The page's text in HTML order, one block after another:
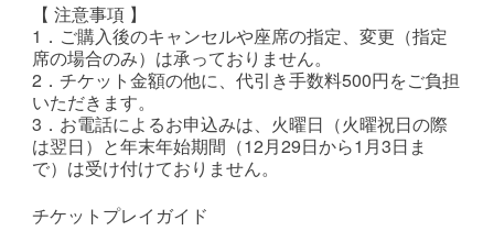
【 注意事項 】
1．ご購入後のキャンセルや座席の指定、変更（指定
席の場合のみ）は承っておりません。
2．チケット金額の他に、代引き手数料500円をご負担
いただきます。
3．お電話によるお申込みは、火曜日（火曜祝日の際
は翌日）と年末年始期間（12月29日から1月3日ま
で）は受け付けておりません。
チケットプレイガイド